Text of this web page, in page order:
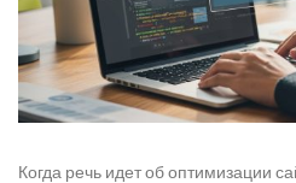
Когда речь идет об оптимизации